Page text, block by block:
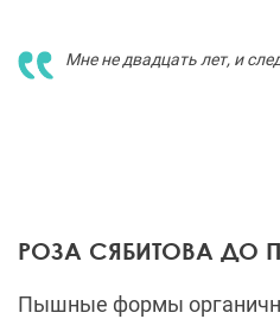
Мне не двадцать лет, и
РОЗА СЯБИТОВА ДО
Пышные формы